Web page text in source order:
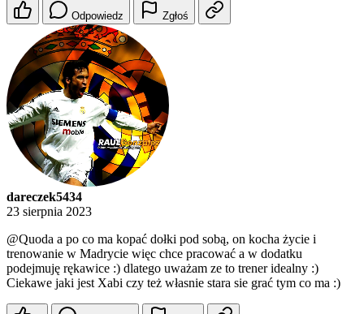
Odpowiedz Zgłoś
dareczek5434
23 sierpnia 2023
@Quoda a po co ma kopać dołki pod sobą, on kocha życie i
trenowanie w Madrycie więc chce pracować a w dodatku
podejmuję rękawice :) dlatego uważam ze to trener idealny :)
Ciekawe jaki jest Xabi czy też własnie stara sie grać tym co ma :)